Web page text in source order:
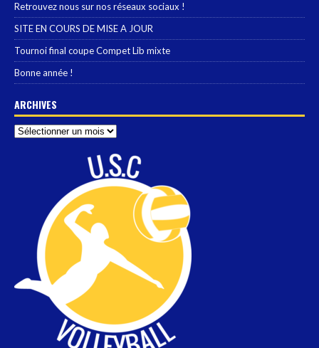
Retrouvez nous sur nos réseaux sociaux !
SITE EN COURS DE MISE A JOUR
Tournoi final coupe Compet Lib mixte
Bonne année !
ARCHIVES